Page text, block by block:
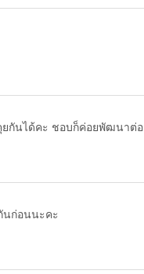
กันได้คะ ชอบก็ค่อยพัฒนาต่อ
นก่อนนะคะ